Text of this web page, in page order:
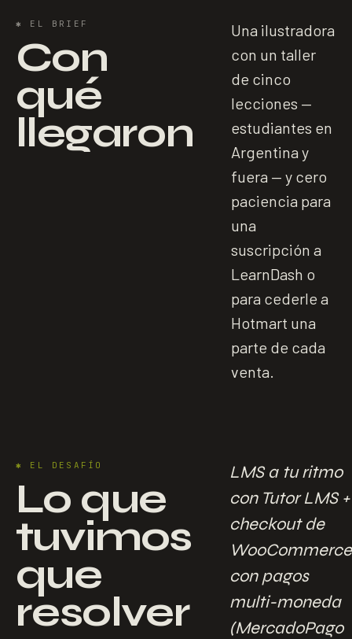
✱ EL BRIEF
Con
qué
llegaron
Una ilustradora
con un taller
de cinco
lecciones —
estudiantes en
Argentina y
fuera — y cero
paciencia para
una
suscripción a
LearnDash o
para cederle a
Hotmart una
parte de cada
venta.
✱ EL DESAFÍO
Lo que
tuvimos
que
resolver
LMS a tu ritmo
con Tutor LMS +
checkout de
WooCommerce
con pagos
multi-moneda
(MercadoPago